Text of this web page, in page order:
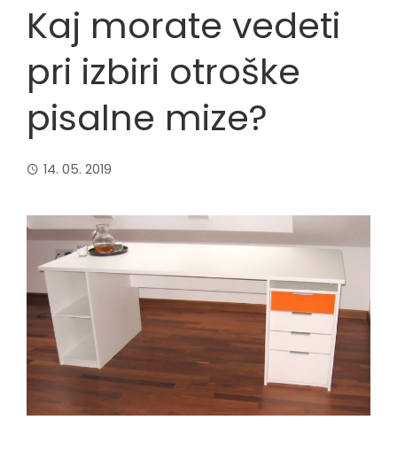
Kaj morate vedeti
pri izbiri otroške
pisalne mize?
14. 05. 2019